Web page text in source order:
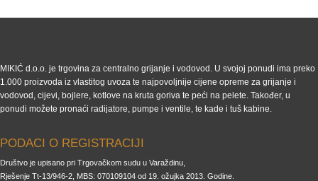
MIKIĆ d.o.o. je trgovina za centralno grijanje i vodovod. U svojoj ponudi ima preko
1.000 proizvoda iz vlastitog uvoza te najpovoljnije cijene opreme za grijanje i
vodovod, cijevi, bojlere, kotlove na kruta goriva te peći na pelete. Također, u
ponudi možete pronaći radijatore, pumpe i ventile, te kade i tuš kabine.
PODACI O REGISTRACIJI
Društvo je upisano pri Trgovačkom sudu u Varaždinu,
Rješenje Tt-13/946-2, MBS: 070109104 od 19. ožujka 2013. Godine.